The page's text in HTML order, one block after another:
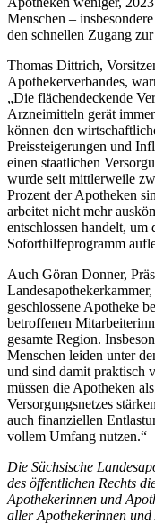
Menschen –
den schnellen Zugang
Thomas Dittrich,
Apothekerverbandes,
„Die flächendeckende
Arzneimitteln gerät
können den
Preissteigerungen und
einen staatlichen
wurde seit mittlerweile
Prozent der Apotheken
arbeitet nicht mehr
entschlossen handelt, um
Soforthilfeprogramm
Auch Göran Donner,
geschlossene Apotheke
betroffenen
gesamte Region.
Menschen leiden unter
und sind damit praktisch
müssen die Apotheken
Versorgungsnetzes
auch finanziellen
vollem Umfang nutzen.“
Die Sächsische
des öffentlichen Rechts
Apothekerinnen und
aller Apothekerinnen und